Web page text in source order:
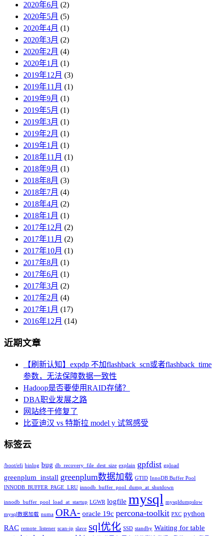
2020年6月 (2)
2020年5月 (5)
2020年4月 (1)
2020年3月 (2)
2020年2月 (4)
2020年1月 (1)
2019年12月 (3)
2019年11月 (1)
2019年9月 (1)
2019年5月 (1)
2019年3月 (1)
2019年2月 (1)
2019年1月 (1)
2018年11月 (1)
2018年9月 (1)
2018年8月 (3)
2018年7月 (4)
2018年4月 (2)
2018年1月 (1)
2017年12月 (2)
2017年11月 (2)
2017年10月 (1)
2017年8月 (1)
2017年6月 (1)
2017年3月 (2)
2017年2月 (4)
2017年1月 (17)
2016年12月 (14)
近期文章
【刷新认知】expdp 不加flashback_scn或者flashback_time
参数，无法保障数据一致性
Hadoop是否要使用RAID存储？
DBA职业发展之路
网站终于修复了
比亚迪汉 vs 特斯拉 model y 试驾感受
标签云
/boot/efi binlog bug db_recovery_file_dest_size explain gpfdist gpload
greenplum_install greenplum数据加载 GTID InnoDB Buffer Pool
INNODB_BUFFER_PAGE_LRU innodb_buffer_pool_dump_at_shutdown
innodb_buffer_pool_load_at_startup LGWR logfile mysql mysqldumpslow
mysql数据加载 numa ORA- oracle 19c percona-toolkit PXC python
RAC remote_listener scan-ip slave sql优化 SSD standby Waiting for table